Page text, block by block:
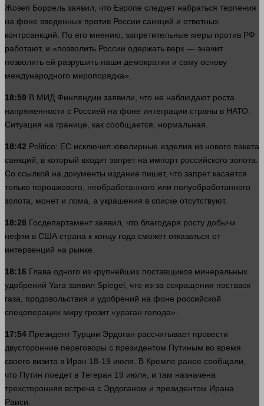
Жозеп Боррель заявил, что Европе следует набраться терпения
на фоне введенных против России санкций и ответных
контрсанкций. По его мнению, запретительные меры против РФ
работают, и «позволить России одержать верх — значит
позволить ей разрушить наши демократии и саму основу
международного миропорядка».
18:59 В МИД Финляндии заявили, что не наблюдают роста
напряженности с Россией на фоне интеграции страны в НАТО.
Ситуация на границе, как сообщается, нормальная.
18:42 Politico: ЕС исключил ювелирные изделия из нового пакета
санкций, в который входит запрет на импорт российского золота.
Со ссылкой на документы издание пишет, что запрет касается
только порошкового, необработанного или полуобработанного
золота, монет и лома, а украшения в списке отсутствуют.
18:28 Госдепартамент заявил, что благодаря росту добычи
нефти в США страна к концу года сможет отказаться от
интервенций на рынке.
18:16 Глава одного из крупнейших поставщиков минеральных
удобрений Yara заявил Spiegel, что из-за сокращения поставок
газа, продовольствия и удобрений на фоне российской
спецоперации миру грозит «ураган голода».
17:54 Президент Турции Эрдоган рассчитывает провести
двусторонние переговоры с президентом Путиным во время
своего визита в Иран 18-19 июля. В Кремле ранее сообщали,
что Путин поедет в Тегеран 19 июля, и там назначена
трехсторонняя встреча с Эрдоганом и президентом Ирана
Раиси.